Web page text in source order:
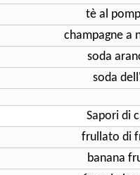
tè al
champagne a
soda
soda
Sapori di
frullato di
banana